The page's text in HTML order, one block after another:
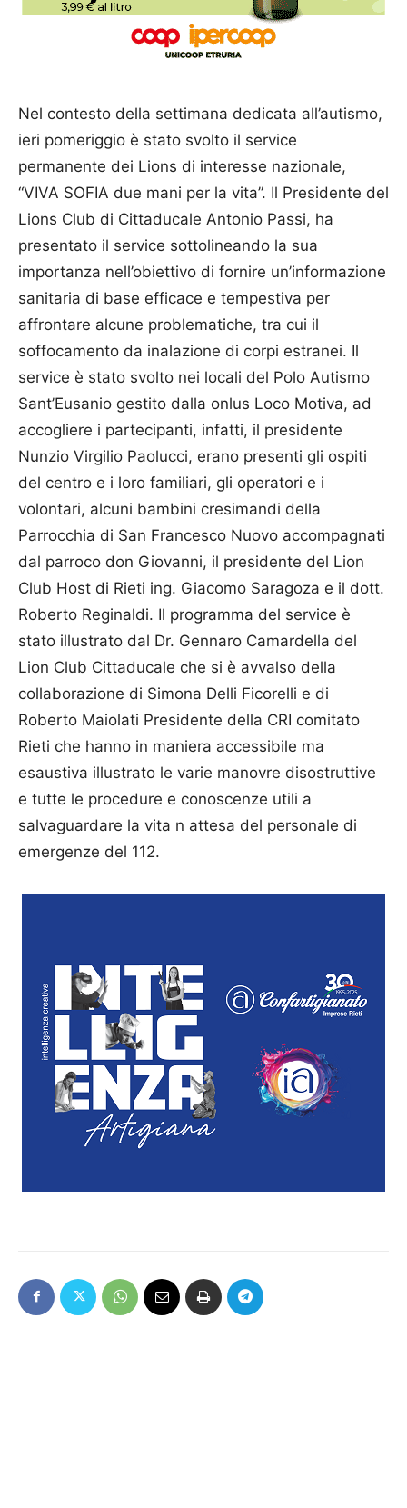
Nel contesto della settimana dedicata all’autismo,
ieri pomeriggio è stato svolto il service
permanente dei Lions di interesse nazionale,
“VIVA SOFIA due mani per la vita”. Il Presidente del
Lions Club di Cittaducale Antonio Passi, ha
presentato il service sottolineando la sua
importanza nell’obiettivo di fornire un’informazione
sanitaria di base efficace e tempestiva per
affrontare alcune problematiche, tra cui il
soffocamento da inalazione di corpi estranei. Il
service è stato svolto nei locali del Polo Autismo
Sant’Eusanio gestito dalla onlus Loco Motiva, ad
accogliere i partecipanti, infatti, il presidente
Nunzio Virgilio Paolucci, erano presenti gli ospiti
del centro e i loro familiari, gli operatori e i
volontari, alcuni bambini cresimandi della
Parrocchia di San Francesco Nuovo accompagnati
dal parroco don Giovanni, il presidente del Lion
Club Host di Rieti ing. Giacomo Saragoza e il dott.
Roberto Reginaldi. Il programma del service è
stato illustrato dal Dr. Gennaro Camardella del
Lion Club Cittaducale che si è avvalso della
collaborazione di Simona Delli Ficorelli e di
Roberto Maiolati Presidente della CRI comitato
Rieti che hanno in maniera accessibile ma
esaustiva illustrato le varie manovre disostruttive
e tutte le procedure e conoscenze utili a
salvaguardare la vita n attesa del personale di
emergenze del 112.